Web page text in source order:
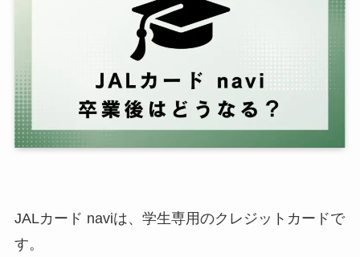
JALカード naviは、学生専用のクレジットカードで
す。